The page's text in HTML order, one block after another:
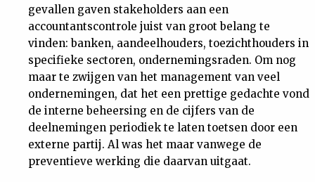
Dossiers
Nieuwsbrief
Contact
gevallen gaven stakeholders aan een
accountantscontrole juist van groot belang te
vinden: banken, aandeelhouders, toezichthouders in
specifieke sectoren, ondernemingsraden. Om nog
maar te zwijgen van het management van veel
ondernemingen, dat het een prettige gedachte vond
de interne beheersing en de cijfers van de
deelnemingen periodiek te laten toetsen door een
externe partij. Al was het maar vanwege de
preventieve werking die daarvan uitgaat.